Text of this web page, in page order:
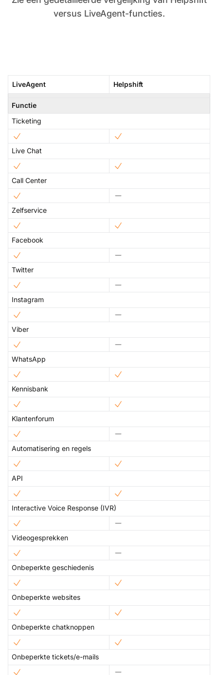
versus LiveAgent-functies.
LiveAgent Helpshift
Functie
Ticketing
Live Chat
Call Center
Zelfservice
Facebook
Twitter
Instagram
Viber
WhatsApp
Kennisbank
Klantenforum
Automatisering en regels
API
Interactive Voice Response (IVR)
Videogesprekken
Onbeperkte geschiedenis
Onbeperkte websites
Onbeperkte chatknoppen
Onbeperkte tickets/e-mails